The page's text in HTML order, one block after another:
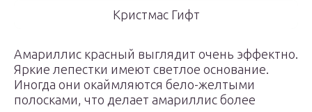
Кристмас Гифт
Амариллис красный выглядит очень эффектно.
Яркие лепестки имеют светлое основание.
Иногда они окаймляются бело-желтыми
полосками, что делает амариллис более